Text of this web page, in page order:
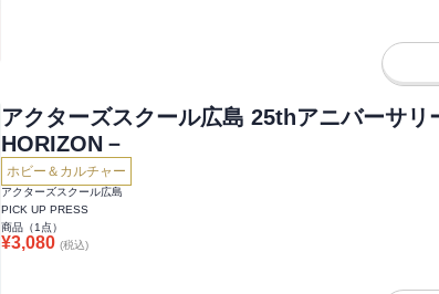
アクターズスクール広島 25thアニバーサリ
HORIZON－
ホビー＆カルチャー
アクターズスクール広島
PICK UP PRESS
商品（1 点）
¥3,080 (税込)